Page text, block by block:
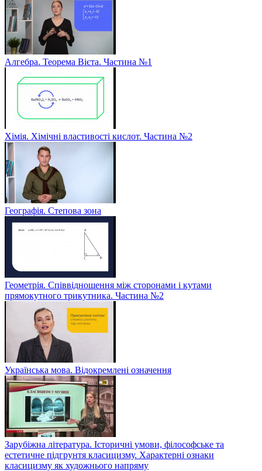
Алгебра. Теорема Вієта. Частина №1
Хімія. Хімічні властивості кислот. Частина №2
Географія. Степова зона
Геометрія. Співвідношення між сторонами і кутами
прямокутного трикутника. Частина №2
Українська мова. Відокремлені означення
Зарубіжна література. Історичні умови, філософське та
естетичне підгрунтя класицизму. Характерні ознаки
класицизму як художнього напряму